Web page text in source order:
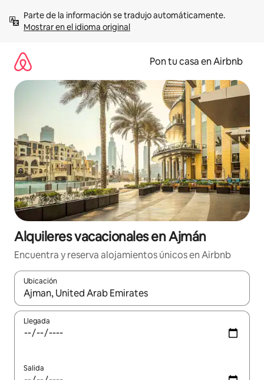
contenidoMostrar en el idioma original
Pon tu casa en Airbnb
Alquileres vacacionales en Ajmán
Encuentra y reserva alojamientos únicos en Airbnb
Ubicación
Cuando los resultados estén disponibles, navega con las
Llegada
Salida